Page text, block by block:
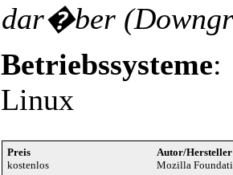
dar�ber
Betriebssysteme:
Linux
Preis
kostenlos
Autor/Hersteller
Mozilla